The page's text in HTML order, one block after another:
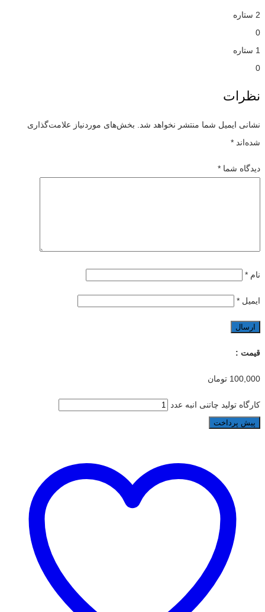
2 ستاره
0
1 ستاره
0
نظرات
نشانی ایمیل شما منتشر نخواهد شد.
بخش‌های موردنیاز علامت‌گذاری
شده‌اند *
دیدگاه شما *
نام *
ایمیل *
قیمت :
100,000 تومان
کارگاه تولید چاتنی انبه عدد
پیش پرداخت